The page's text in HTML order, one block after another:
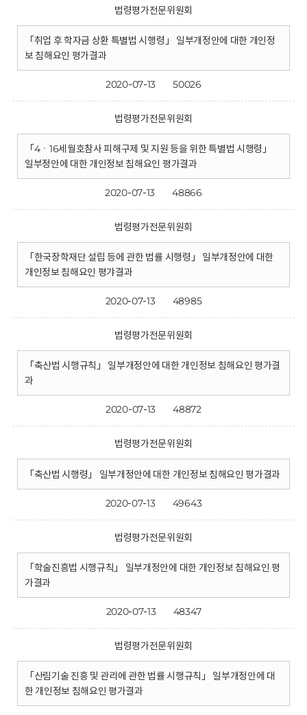
법령평가전문위원회
「취업 후 학자금 상환 특별법 시행령」 일부개정안에 대한 개인정
보 침해요인 평가결과
2020-07-13 50026
법령평가전문위원회
「4ㆍ16세월호참사 피해구제 및 지원 등을 위한 특별법 시행령」
일부정안에 대한 개인정보 침해요인 평가결과
2020-07-13 48866
법령평가전문위원회
「한국장학재단 설립 등에 관한 법률 시행령」 일부개정안에 대한
개인정보 침해요인 평갸결과
2020-07-13 48985
법령평가전문위원회
「축산법 시행규칙」 일부개정안에 대한 개인정보 침해요인 평가결
과
2020-07-13 48872
법령평가전문위원회
「축산법 시행령」 일부개정안에 대한 개인정보 침해요인 평가결과
2020-07-13 49643
법령평가전문위원회
「학술진흥법 시행규칙」 일부개정안에 대한 개인정보 침해요인 평
가결과
2020-07-13 48347
법령평가전문위원회
「산림기술 진흥 및 관리에 관한 법률 시행규칙」 일부개정안에 대
한 개인정보 침해요인 평가결과